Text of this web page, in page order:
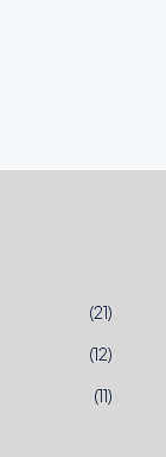
(21)
(12)
(11)